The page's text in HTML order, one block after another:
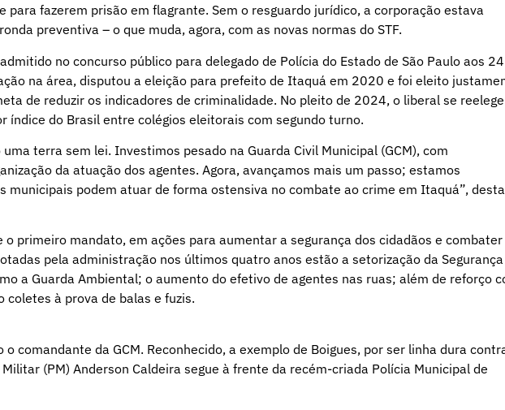
fazerem prisão em flagrante. Sem o resguardo jurídico, a corporação estava
preventiva – o que muda, agora, com as novas normas do STF.
no concurso público para delegado de Polícia do Estado de São Paulo aos 24
na área, disputou a eleição para prefeito de Itaquá em 2020 e foi eleito
de reduzir os indicadores de criminalidade. No pleito de 2024, o liberal se
índice do Brasil entre colégios eleitorais com segundo turno.
terra sem lei. Investimos pesado na Guarda Civil Municipal (GCM), com
da atuação dos agentes. Agora, avançamos mais um passo; estamos
municipais podem atuar de forma ostensiva no combate ao crime em Itaquá”,
o primeiro mandato, em ações para aumentar a segurança dos cidadãos e combater
pela administração nos últimos quatro anos estão a setorização da Segurança
a Guarda Ambiental; o aumento do efetivo de agentes nas ruas; além de reforço
à prova de balas e fuzis.
comandante da GCM. Reconhecido, a exemplo de Boigues, por ser linha dura
(PM) Anderson Caldeira segue à frente da recém-criada Polícia Municipal de